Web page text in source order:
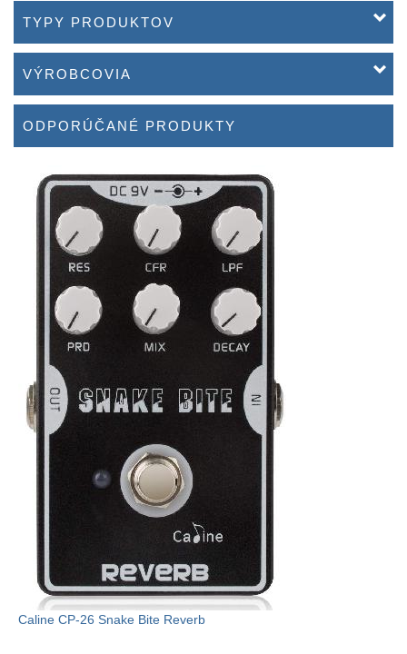
TYPY PRODUKTOV
VÝROBCOVIA
ODPORÚČANÉ PRODUKTY
Caline CP-26 Snake Bite Reverb